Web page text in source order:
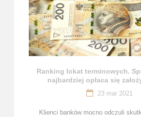
Ranking lokat terminowych.
najbardziej opłaca się
23 mar 2021
Klienci banków mocno odczuli